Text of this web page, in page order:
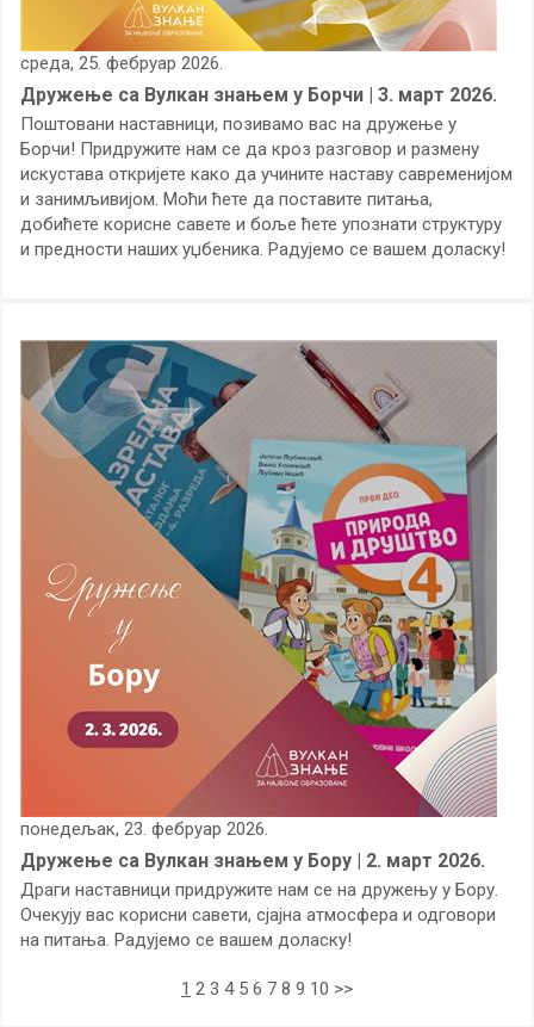
среда, 25. фебруар 2026.
Дружење са Вулкан знањем у Борчи | 3. март 2026.
Поштовани наставници, позивамо вас на дружење у
Борчи! Придружите нам се да кроз разговор и размену
искустава откријете како да учините наставу савременијом
и занимљивијом. Моћи ћете да поставите питања,
добићете корисне савете и боље ћете упознати структуру
и предности наших уџбеника. Радујемо се вашем доласку!
понедељак, 23. фебруар 2026.
Дружење са Вулкан знањем у Бору | 2. март 2026.
Драги наставници придружите нам се на дружењу у Бору.
Очекују вас корисни савети, сјајна атмосфера и одговори
на питања. Радујемо се вашем доласку!
1 2 3 4 5 6 7 8 9 10 >>